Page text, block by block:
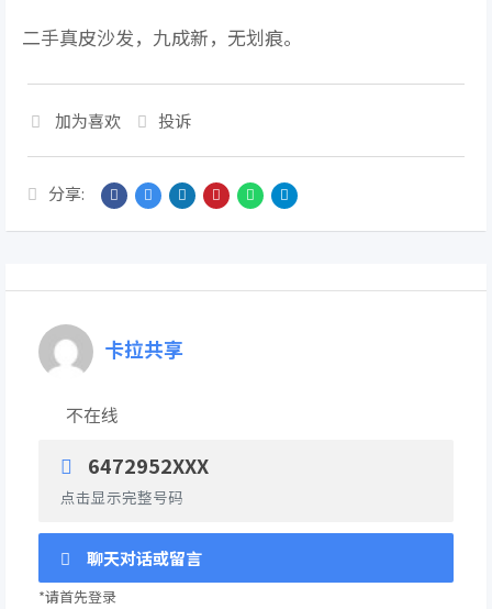
二手真皮沙发，九成新，无划痕。
加为喜欢 投诉
分享:
卡拉共享
不在线
6472952XXX
点击显示完整号码
聊天对话或留言
*请首先登录